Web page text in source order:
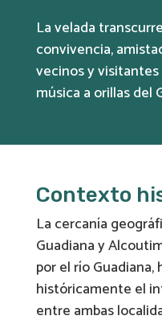
La velada
convivencia,
vecinos y
música a orillas del
Contexto
La cercanía
Guadiana y
por el río
históricamente el
entre ambas